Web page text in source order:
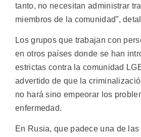
tanto, no necesitan administrar
miembros de la comunidad”,
Los grupos que trabajan con
en otros países donde se han
estrictas contra la comunidad
advertido de que la
no hará sino empeorar los
enfermedad.
En Rusia, que padece una de